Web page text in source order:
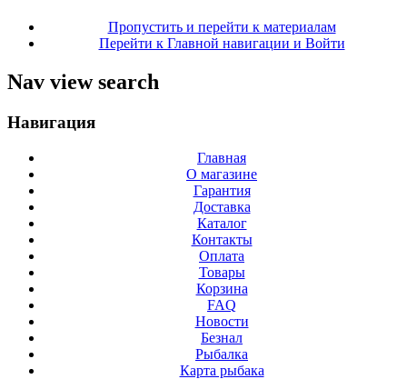
Пропустить и перейти к материалам
Перейти к Главной навигации и Войти
Nav view search
Навигация
Главная
О магазине
Гарантия
Доставка
Каталог
Контакты
Оплата
Товары
Корзина
FAQ
Новости
Безнал
Рыбалка
Карта рыбака